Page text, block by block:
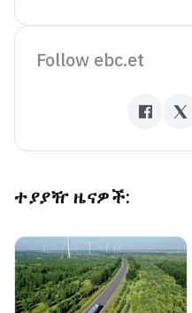
Follow ebc.et
ተያያዥ ዜናዎች: